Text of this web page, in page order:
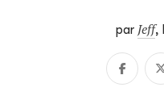
par Jeff,